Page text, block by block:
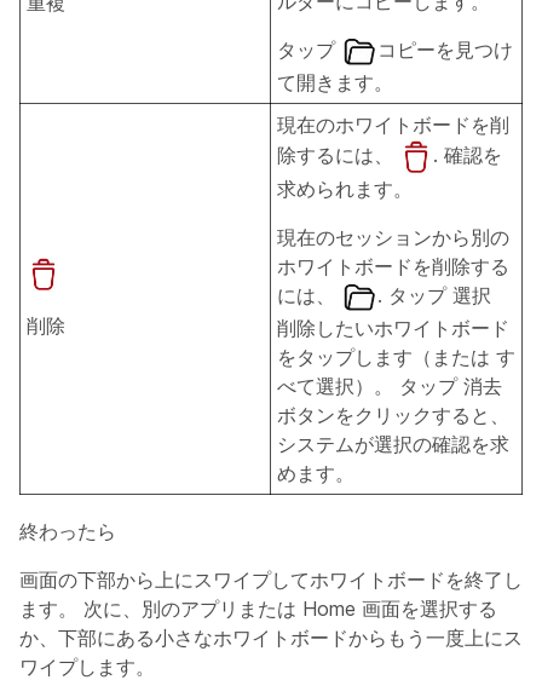
タップ
コピーを見つけ
て開きます。
削除
現在のホワイトボードを削
除するには、
. 確認を
求められます。
現在のセッションから別の
ホワイトボードを削除する
には、
. タップ 選択
削除したいホワイトボード
をタップします（または す
べて選択）。 タップ 消去
ボタンをクリックすると、
システムが選択の確認を求
めます。
終わったら
画面の下部から上にスワイプしてホワイトボードを終了し
ます。 次に、別のアプリまたは Home 画面を選択する
か、下部にある小さなホワイトボードからもう一度上にス
ワイプします。